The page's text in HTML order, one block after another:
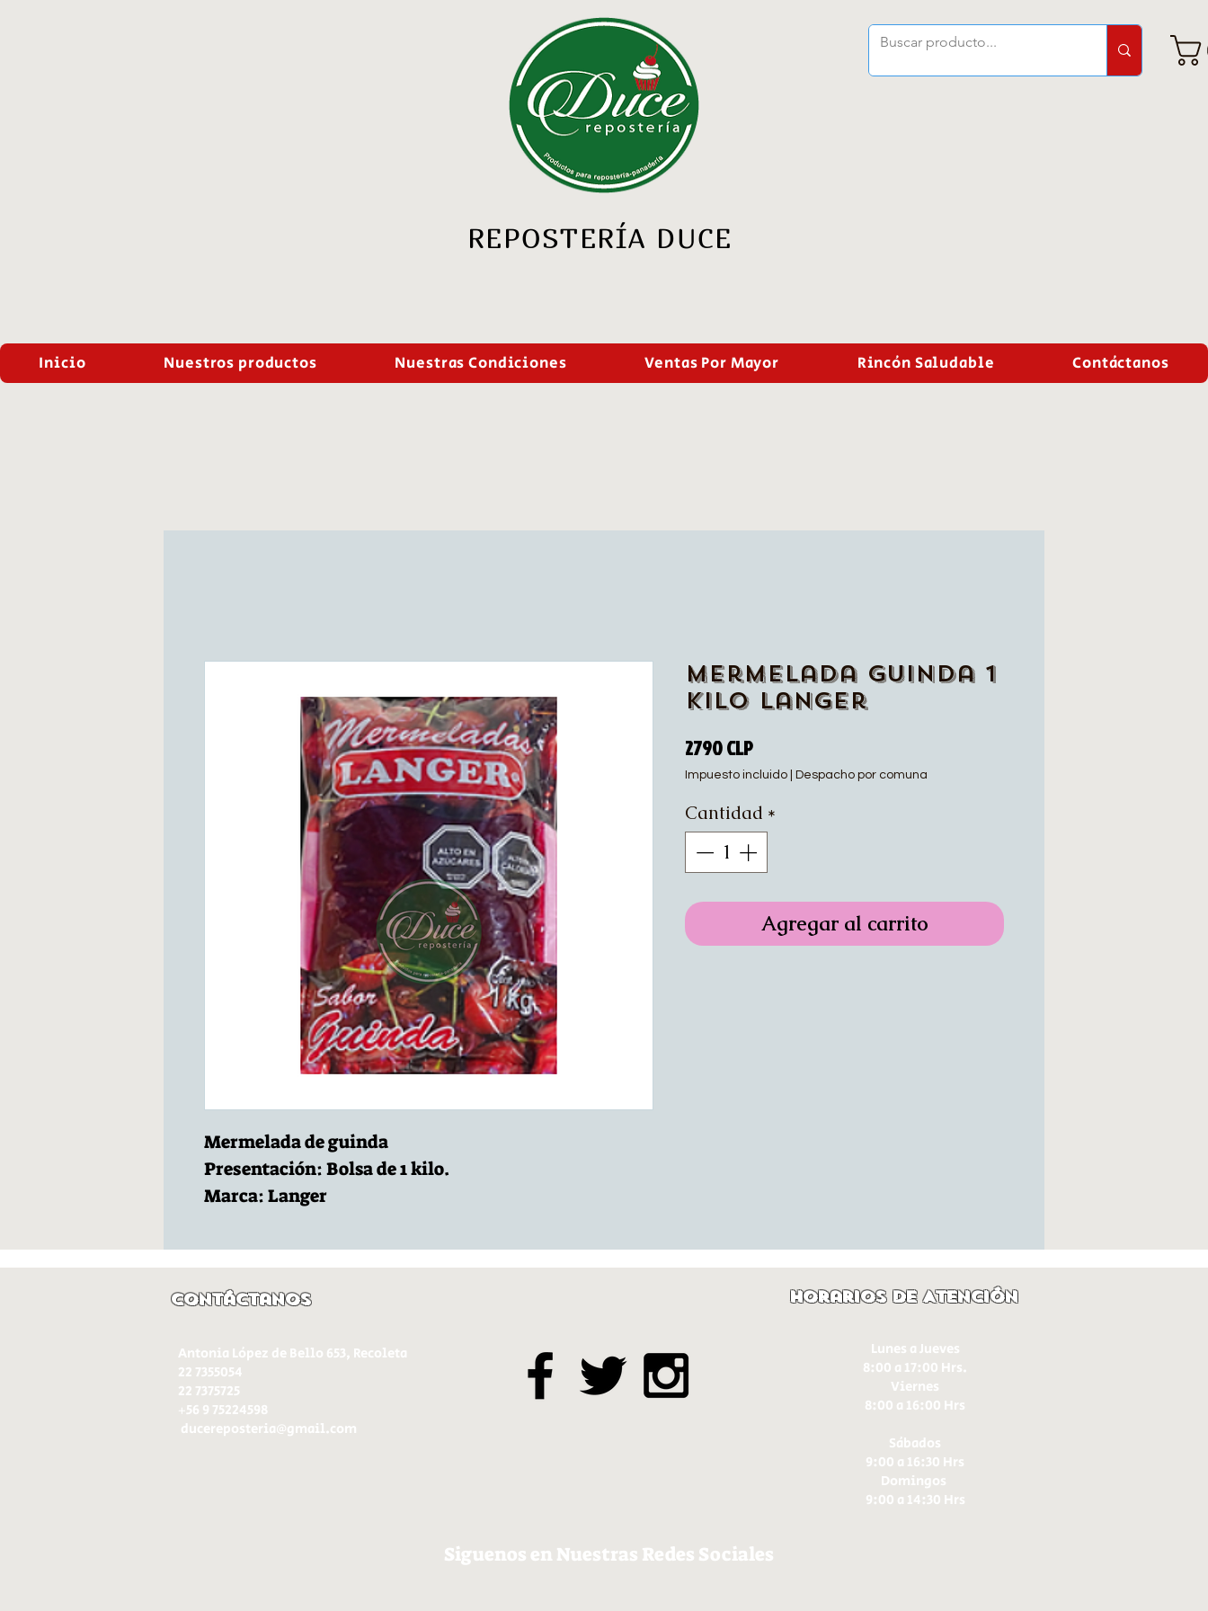
REPOSTERÍA DUCE
Inicio Nuestros productos Nuestras Condiciones Ventas Por Mayor Rincón Saludable Contáctanos
Mermelada de guinda
Presentación: Bolsa de 1 kilo.
Marca: Langer
Mermelada Guinda 1
Kilo Langer
2790 CLPPrecio
Impuesto incluido Despacho por comuna
Cantidad *
Agregar al carrito
Contáctanos
Antonia López de Bello 653, Recoleta
22 7355054
22 7375725
+56 9 75224598
ducereposteria@gmail.com
Horarios de Atención
Lunes a Jueves
8:00 a 17:00 Hrs.
Viernes
8:00 a 16:00 Hrs​
Sábados
9:00 a 16:30 Hrs
Domingos
9:00 a 14:30 Hrs
Siguenos en Nuestras Redes Sociales